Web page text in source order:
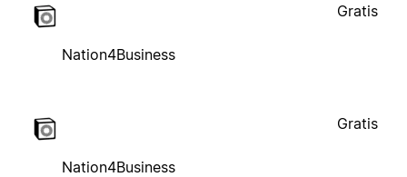
Nation4Business
Gratis
Nation4Business
Gratis